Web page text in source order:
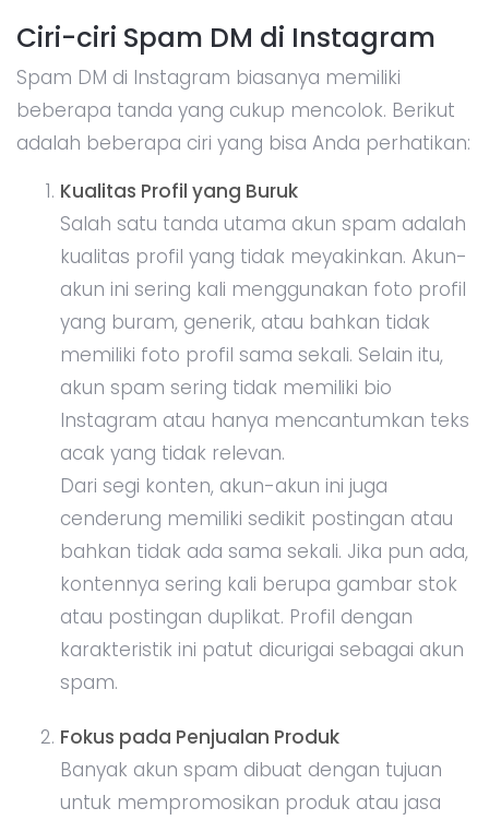
Ciri-ciri Spam DM di Instagram
Spam DM di Instagram biasanya memiliki
beberapa tanda yang cukup mencolok. Berikut
adalah beberapa ciri yang bisa Anda perhatikan:
Kualitas Profil yang Buruk
Salah satu tanda utama akun spam adalah
kualitas profil yang tidak meyakinkan. Akun-
akun ini sering kali menggunakan foto profil
yang buram, generik, atau bahkan tidak
memiliki foto profil sama sekali. Selain itu,
akun spam sering tidak memiliki bio
Instagram atau hanya mencantumkan teks
acak yang tidak relevan.
Dari segi konten, akun-akun ini juga
cenderung memiliki sedikit postingan atau
bahkan tidak ada sama sekali. Jika pun ada,
kontennya sering kali berupa gambar stok
atau postingan duplikat. Profil dengan
karakteristik ini patut dicurigai sebagai akun
spam.
Fokus pada Penjualan Produk
Banyak akun spam dibuat dengan tujuan
untuk mempromosikan produk atau jasa